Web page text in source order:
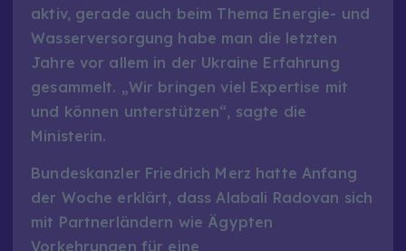
aktiv, gerade auch beim Thema Energie- und
Wasserversorgung habe man die letzten
Jahre vor allem in der Ukraine Erfahrung
gesammelt. „Wir bringen viel Expertise mit
und können unterstützen“, sagte die
Ministerin.
Bundeskanzler Friedrich Merz hatte Anfang
der Woche erklärt, dass Alabali Radovan sich
mit Partnerländern wie Ägypten
Vorkehrungen für eine